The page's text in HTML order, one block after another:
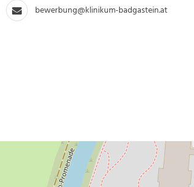
bewerbung@klinikum-badgastein.at